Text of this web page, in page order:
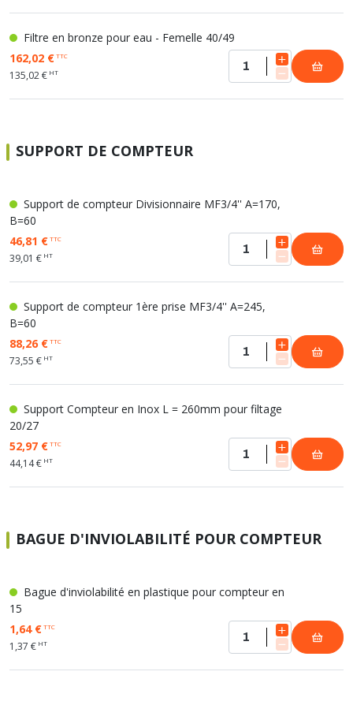
Filtre en bronze pour eau - Femelle 40/49
162,02 €TTC
135,02 € HT
SUPPORT DE COMPTEUR
Support de compteur Divisionnaire MF3/4'' A=170,
B=60
46,81 €TTC
39,01 € HT
Support de compteur 1ère prise MF3/4'' A=245,
B=60
88,26 €TTC
73,55 € HT
Support Compteur en Inox L = 260mm pour filtage
20/27
52,97 €TTC
44,14 € HT
BAGUE D'INVIOLABILITÉ POUR COMPTEUR
Bague d'inviolabilité en plastique pour compteur en
15
1,64 €TTC
1,37 € HT